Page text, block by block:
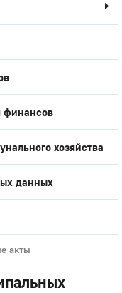
финансов
хозяйства
данных
акты